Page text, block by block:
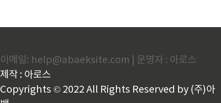
이메일: help@abaeksite.com | 운영자 : 아로스
제작 : 아로스
Copyrights © 2022 All Rights Reserved by (주)아